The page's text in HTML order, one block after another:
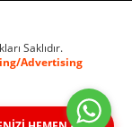
Saklıdır.
Advertising